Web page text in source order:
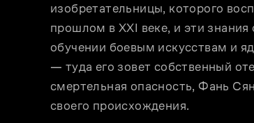
изобретательницы, которого
прошлом в XXI веке, и эти
обучении боевым искусствам и
— туда его зовет собственный
смертельная опасность, Фань
своего происхождения.